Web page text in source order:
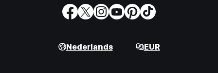
Nederlands EUR